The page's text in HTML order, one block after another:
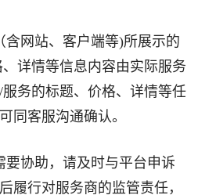
含网站、客户端等)所展示的
详情等信息内容由实际服务
务的标题、价格、详情等任
同客服沟通确认。
要协助，请及时与平台申诉
履行对服务商的监管责任，